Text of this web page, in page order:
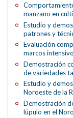
manzano en
Estudio y
patrones y
Evaluación
marcos
Demostración
de variedades
Estudio y
Noroeste de la
Demostración
lúpulo en el